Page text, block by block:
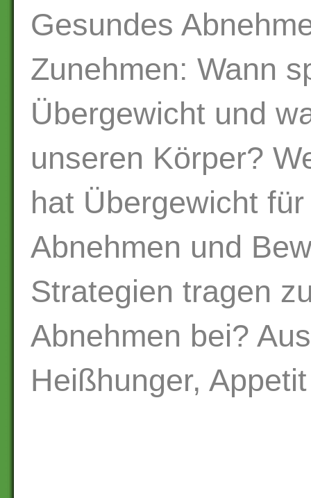
Gesundes
Zunehmen: Wann
Übergewicht und
unseren Körper?
hat Übergewicht
Abnehmen und
Strategien tragen
Abnehmen bei?
Heißhunger,